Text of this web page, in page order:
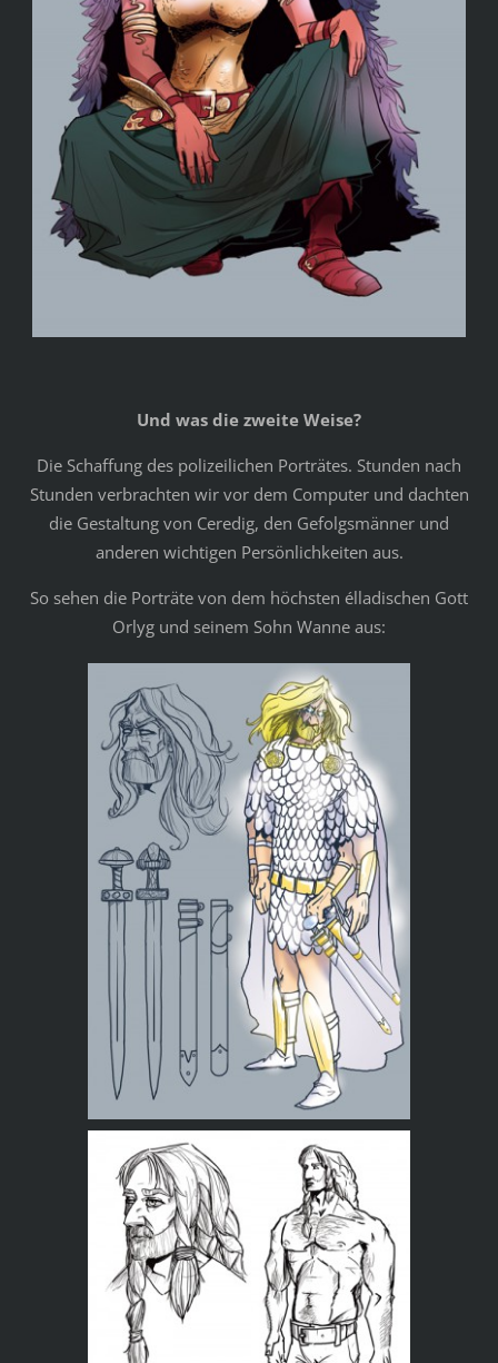
Und was die zweite Weise?
Die Schaffung des polizeilichen Porträtes. Stunden nach
Stunden verbrachten wir vor dem Computer und dachten
die Gestaltung von Ceredig, den Gefolgsmänner und
anderen wichtigen Persönlichkeiten aus.
So sehen die Porträte von dem höchsten élladischen Gott
Orlyg und seinem Sohn Wanne aus: